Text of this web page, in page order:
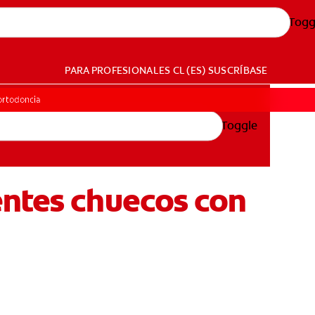
PARA PROFESIONALES CL (ES) SUSCRÍBASE
Toggle
chuecos con